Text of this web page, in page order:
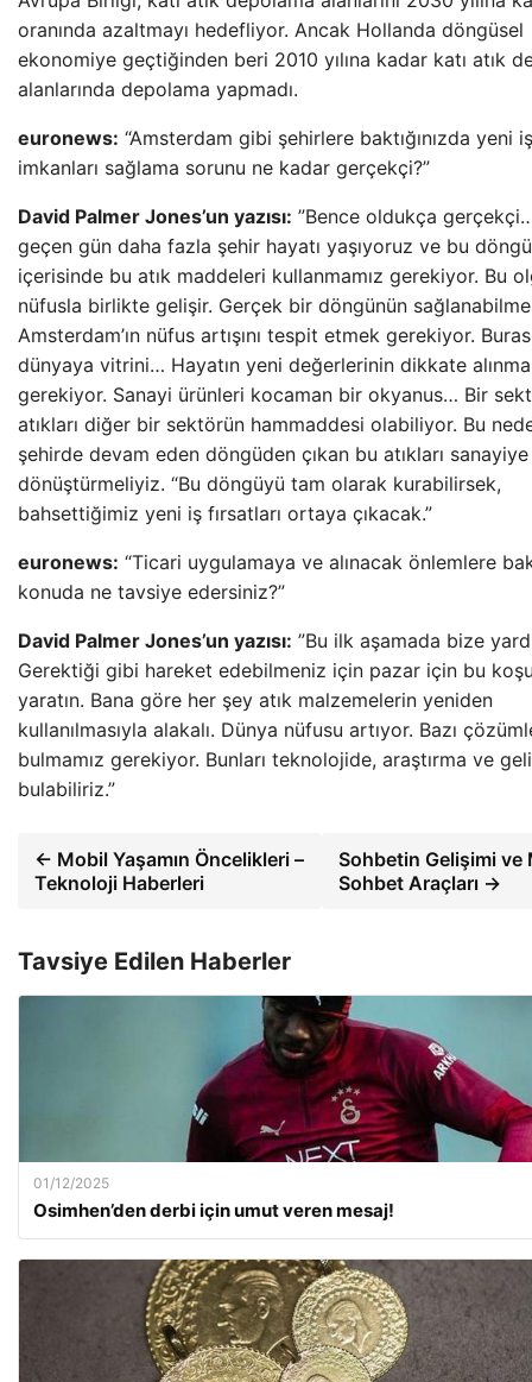
oranında azaltmayı hedefliyor. Ancak Hollanda döngüsel
ekonomiye geçtiğinden beri 2010 yılına kadar katı atık
alanlarında depolama yapmadı.
euronews: “Amsterdam gibi şehirlere baktığınızda yeni iş
imkanları sağlama sorunu ne kadar gerçekçi?”
David Palmer Jones’un yazısı: ”Bence oldukça
geçen gün daha fazla şehir hayatı yaşıyoruz ve bu döngü
içerisinde bu atık maddeleri kullanmamız gerekiyor. Bu
nüfusla birlikte gelişir. Gerçek bir döngünün
Amsterdam’ın nüfus artışını tespit etmek gerekiyor.
dünyaya vitrini… Hayatın yeni değerlerinin dikkate
gerekiyor. Sanayi ürünleri kocaman bir okyanus… Bir
atıkları diğer bir sektörün hammaddesi olabiliyor. Bu
şehirde devam eden döngüden çıkan bu atıkları sanayiye
dönüştürmeliyiz. “Bu döngüyü tam olarak kurabilirsek,
bahsettiğimiz yeni iş fırsatları ortaya çıkacak.”
euronews: “Ticari uygulamaya ve alınacak önlemlere
konuda ne tavsiye edersiniz?”
David Palmer Jones’un yazısı: ”Bu ilk aşamada bize
Gerektiği gibi hareket edebilmeniz için pazar için bu
yaratın. Bana göre her şey atık malzemelerin yeniden
kullanılmasıyla alakalı. Dünya nüfusu artıyor. Bazı
bulmamız gerekiyor. Bunları teknolojide, araştırma ve
bulabiliriz.”
← Mobil Yaşamın Öncelikleri –
Teknoloji Haberleri
Sohbetin Gelişimi ve
Sohbet Araçları →
Tavsiye Edilen Haberler
01/12/2025
Osimhen’den derbi için umut veren mesaj!